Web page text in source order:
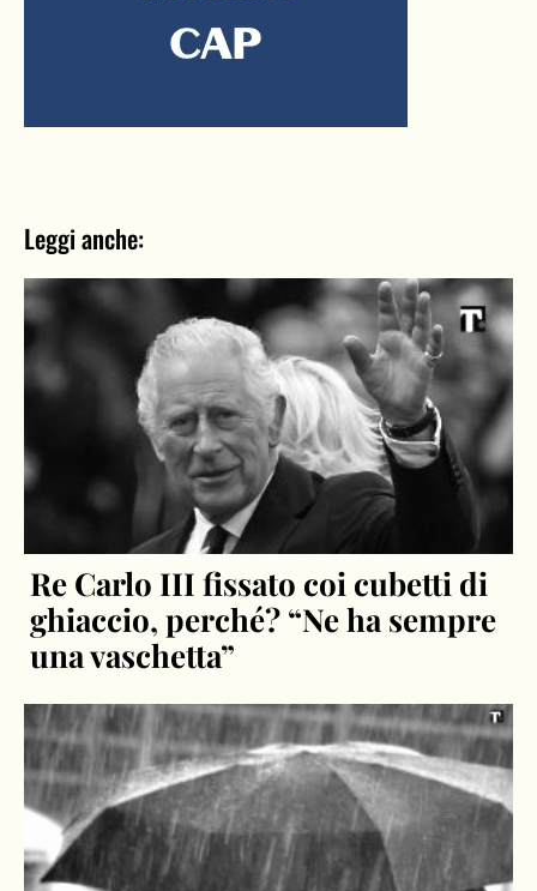
Leggi anche:
Re Carlo III fissato coi cubetti di
ghiaccio, perché? “Ne ha sempre
una vaschetta”